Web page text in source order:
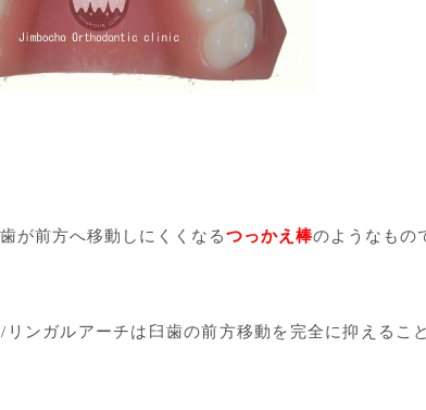
が前方へ移動しにくくなるつっかえ棒のようなもの
リンガルアーチは臼歯の前方移動を完全に抑えるこ